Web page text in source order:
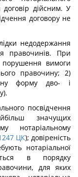
дійсним. У
договору не
недодержання
правочинів. При
порушення вимоги
правочину; 2)
форму дво- і
посвідчення
значущих
нотаріальному
ЦК); довіреність
нотаріальної
в порядку
для яких